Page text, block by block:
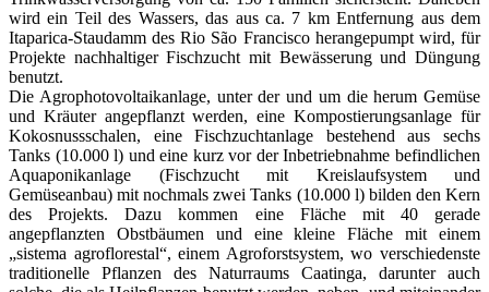
wird ein Teil des Wassers, das aus ca. 7 km Entfernung aus dem
Itaparica-Staudamm des Rio São Francisco herangepumpt wird, für
Projekte nachhaltiger Fischzucht mit Bewässerung und Düngung
benutzt.
Die Agrophotovoltaikanlage, unter der und um die herum Gemüse
und Kräuter angepflanzt werden, eine Kompostierungsanlage für
Kokosnussschalen, eine Fischzuchtanlage bestehend aus sechs
Tanks (10.000 l) und eine kurz vor der Inbetriebnahme befindlichen
Aquaponikanlage (Fischzucht mit Kreislaufsystem und
Gemüseanbau) mit nochmals zwei Tanks (10.000 l) bilden den Kern
des Projekts. Dazu kommen eine Fläche mit 40 gerade
angepflanzten Obstbäumen und eine kleine Fläche mit einem
„sistema agroflorestal“, einem Agroforstsystem, wo verschiedenste
traditionelle Pflanzen des Naturraums Caatinga, darunter auch